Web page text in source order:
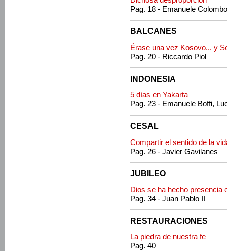
Pag. 18 - Emanuele Colombo
BALCANES
Érase una vez Kosovo... y
Pag. 20 - Riccardo Piol
INDONESIA
5 días en Yakarta
Pag. 23 - Emanuele Boffi,
CESAL
Compartir el sentido de la
Pag. 26 - Javier Gavilanes
JUBILEO
Dios se ha hecho presencia
Pag. 34 - Juan Pablo II
RESTAURACIONES
La piedra de nuestra fe
Pag. 40